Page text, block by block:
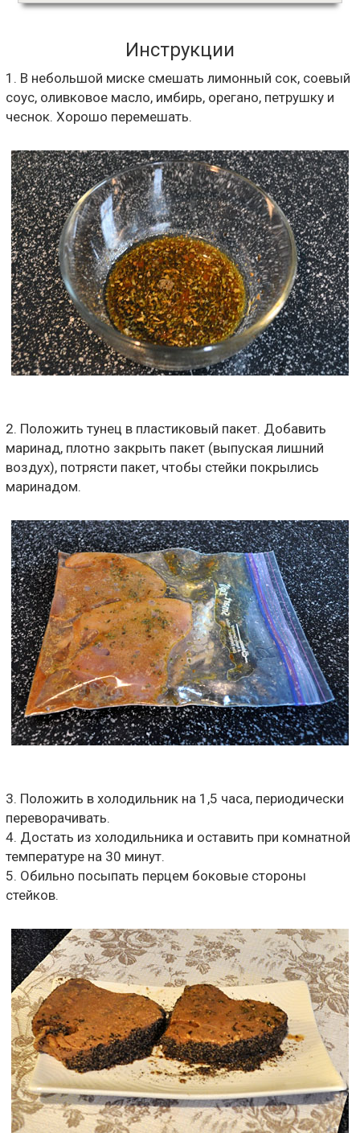
Инструкции
1. В небольшой миске смешать лимонный сок, соевый
соус, оливковое масло, имбирь, орегано, петрушку и
чеснок. Хорошо перемешать.
2. Положить тунец в пластиковый пакет. Добавить
маринад, плотно закрыть пакет (выпуская лишний
воздух), потрясти пакет, чтобы стейки покрылись
маринадом.
3. Положить в холодильник на 1,5 часа, периодически
переворачивать.
4. Достать из холодильника и оставить при комнатной
температуре на 30 минут.
5. Обильно посыпать перцем боковые стороны
стейков.